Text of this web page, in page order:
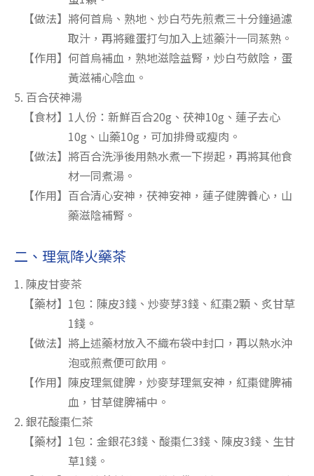
【做法】將何首烏、熟地、炒白芍先煎煮三十分鐘過濾
取汁，再將雞蛋打勻加入上述藥汁一同蒸熟。
【作用】何首烏補血，熟地滋陰益腎，炒白芍斂陰，蛋
黃滋補心陰血。
5. 百合茯神湯
【食材】1人份：新鮮百合20g、茯神10g、蓮子去心
10g、山藥10g，可加排骨或瘦肉。
【做法】將百合洗淨後用熱水煮一下撈起，再將其他食
材一同煮湯。
【作用】百合清心安神，茯神安神，蓮子健脾養心，山
藥滋陰補腎。
二、理氣降火藥茶
1. 陳皮甘麥茶
【藥材】1包：陳皮3錢、炒麥芽3錢、紅棗2顆、炙甘草
1錢。
【做法】將上述藥材放入不織布袋中封口，再以熱水沖
泡或煎煮便可飲用。
【作用】陳皮理氣健脾，炒麥芽理氣安神，紅棗健脾補
血，甘草健脾補中。
2. 銀花酸棗仁茶
【藥材】1包：金銀花3錢、酸棗仁3錢、陳皮3錢、生甘
草1錢。